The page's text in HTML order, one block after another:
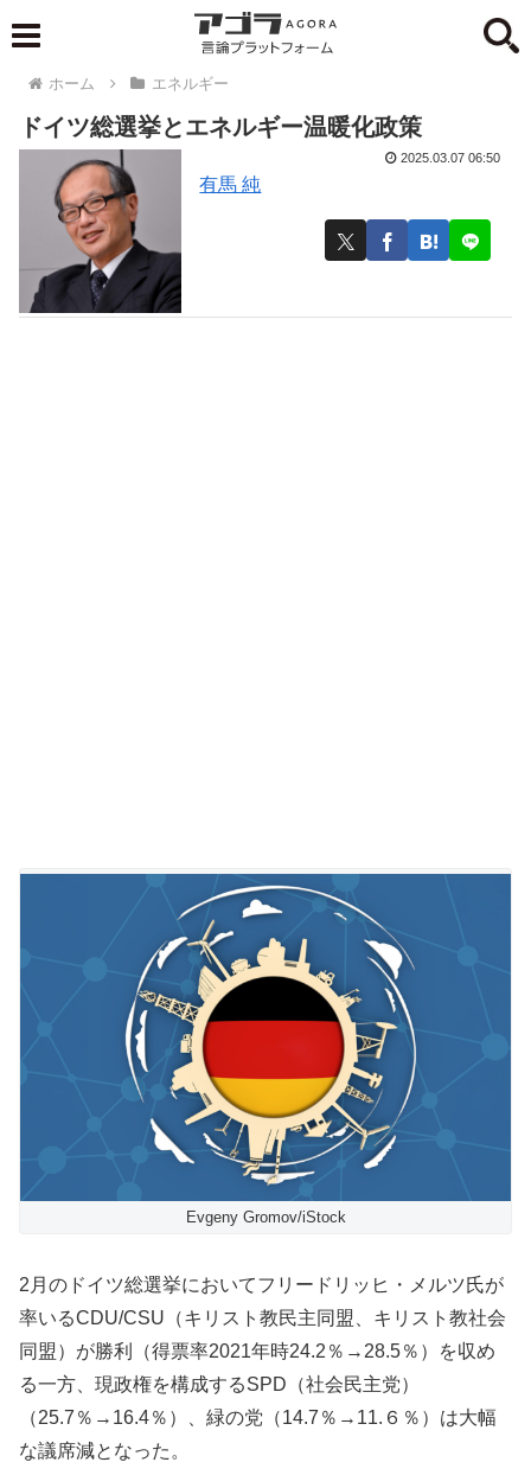
ホーム エネルギー
ドイツ総選挙とエネルギー温暖化政策
有馬 純
2025.03.07 06:50
Evgeny Gromov/iStock
2月のドイツ総選挙においてフリードリッヒ・メルツ氏が
率いるCDU/CSU（キリスト教民主同盟、キリスト教社会
同盟）が勝利（得票率2021年時24.2％→28.5％）を収め
る一方、現政権を構成するSPD（社会民主党）
（25.7％→16.4％）、緑の党（14.7％→11.６％）は大幅
な議席減となった。